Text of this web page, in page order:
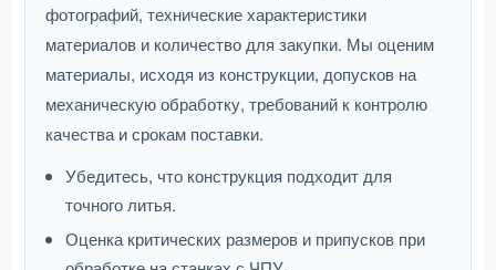
фотографий, технические характеристики
материалов и количество для закупки. Мы оценим
материалы, исходя из конструкции, допусков на
механическую обработку, требований к контролю
качества и срокам поставки.
Убедитесь, что конструкция подходит для
точного литья.
Оценка критических размеров и припусков при